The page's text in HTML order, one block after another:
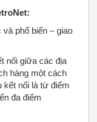
phổ biến – giao
nối giữa các địa
hàng một cách
kết nối là từ điểm
đa điểm